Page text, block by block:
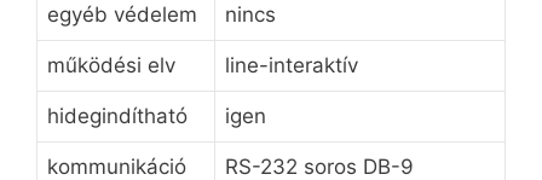
egyéb védelem nincs
működési elv line-interaktív
hidegindítható igen
kommunikáció RS-232 soros DB-9